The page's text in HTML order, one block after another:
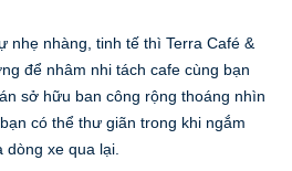
nhẹ nhàng, tinh tế thì Terra Café &
để nhâm nhi tách cafe cùng bạn
sở hữu ban công rộng thoáng nhìn
có thể thư giãn trong khi ngắm
xe qua lại.